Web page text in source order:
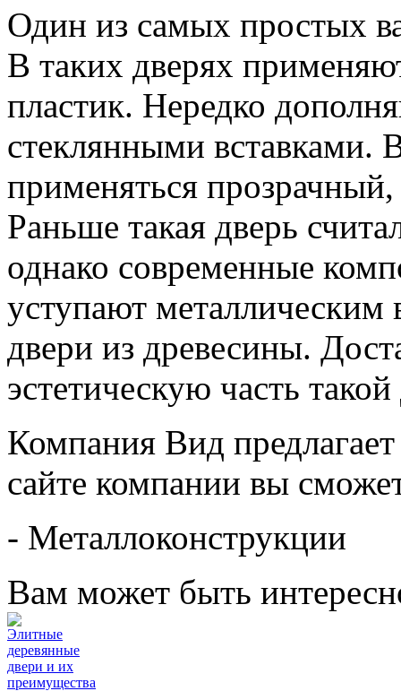
Один из самых простых
В таких дверях
пластик. Нередко
стеклянными вставками.
применяться
Раньше такая дверь
однако современные
уступают металлическим
двери из древесины.
эстетическую часть
Компания Вид
сайте компании вы
- Металлоконструкции
Вам может быть
Элитные
деревянные
двери и их
преимущества